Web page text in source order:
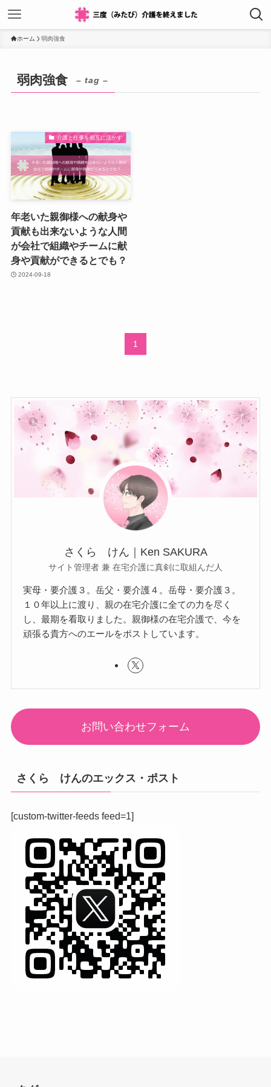
ホーム 弱肉強食
弱肉強食 – tag –
介護と仕事を相互に活かす
年老いた親御様への献身や
貢献も出来ないような人間
が会社で組織やチームに献
身や貢献ができるとでも？
2024-09-18
1
さくら けん｜Ken SAKURA
サイト管理者 兼 在宅介護に真剣に取組んだ人
実母・要介護３。岳父・要介護４。岳母・要介護３。
１０年以上に渡り、親の在宅介護に全ての力を尽く
し、最期を看取りました。親御様の在宅介護で、今を
頑張る貴方へのエールをポストしています。
お問い合わせフォーム
さくら けんのエックス・ポスト
[custom-twitter-feeds feed=1]